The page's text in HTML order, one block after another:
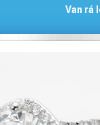
Van rá